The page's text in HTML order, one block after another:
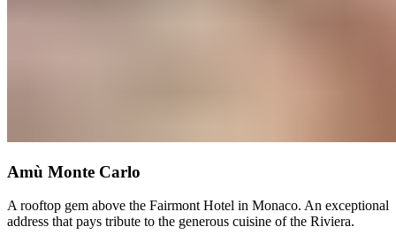
Amù Monte Carlo​​​​‌ ‍ ​‍​‍‌‍ ‌ ​‍‌‍‍‌‌‍‌ ‌‍‍‌‌‍ ‍​‍​‍​ ‍‍​‍​‍‌ ​ ‌‍​‌‌‍ ‍‌‍‍‌‌ ‌​‌ ‍‌​‍ ‍‌‍‍‌‌‍ ​‍​‍​‍ ​​‍​‍‌‍‍​‌ ​‍‌‍‌‌‌‍‌‍​‍​‍​ ‍‍​‍​‍‌‍‍​‌ ‌​‌ ‌​‌ ​​‌ ​ ​ ‍‍​‍ ​‍ ‌‍ ​​‍ ‌‌‍​‌‌‍ ‍‌‍‌​​‍ ‌‌ ​‍​‍ ‌‌‍‍​‌‍ ‌ ‌​‌‍‌‌‌‍ ​‌ ​ ​‍ ‌‌ ​ ‌ ‌​‌ ‌‌‌‍‌​‌‍‍‌‌‍ ​‍ ‍‌ ‌‍‌‍‌‌‌ ​‍‌‍​ ‌‍‌‌‌‍ ​​‍ ‍‌‍​‌‌ ​​‌ ​​​‍ ‌‍‍‌‌‍ ‍‌ ‌​‌‍‌‌‌‍ ‍‌ ‌​​‍ ‌‍‌‌‌‍‌​‌‍‍‌‌ ‌​​‍ ‌‍ ‌‌‍ ‌‍‌​‌‍‌‌​ ‌‌ ​​‌ ​‍‌‍‌‌‌ ​ ‌‍‌‌‌‍ ‍‌ ‌​‌‍​‌‌ ‌​‌‍‍‌‌‍ ‌‍ ‍​ ‍ ‌‍‍‌‌‍‌​​ ‌‌‍‍​‌‍ ‌ ‌​‌‍‌‌‌‍ ​‌‌​ ‌‍‍‌‌ ‌​‌‍‌‌‌​‍​‌‍ ‌‍ ‌‌‍‌‌‌‌​​‌‍​‌‌‍‌ ‌‍‌‌​‍ ‌‌‍​ ​ ‍​‌‍‌‍‌‍‌​​ ‌ ​ ​​​ ​‌​ ​ ​‍ ‌​ ​‌​ ‌ ​ ​​​ ‌ ​‍ ‌​ ‌​‌‍‌​‌‍‌‌​ ‌‌​‍ ‌‌‍​‌​ ​​‌‍‌‍‌‍​‌​‍ ‌​ ​‌‌‍‌‍​ ‌‌​ ‌‌‌‍​ ​ ​​​ ‌ ​ ​‍‌‍​ ​ ​​​ ‌​‌‍‌‌​ ‍ ‌ ‌​‌ ‍‌‌ ​​‌‍‌‌​ ‌‌‍‍​‌‍ ‌ ‌​‌‍‌‌‌‍ ​‌‌​ ‌‍‍‌‌ ‌​‌‍‌‌‌​‍​‌‍ ‌‍ ‌‌‍‌‌‌‌​​‌‍​‌‌‍‌ ‌‍‌‌​ ‍ ‌ ​​‌‍​‌‌ ‌​‌‍‍​​ ‌‌ ​​‌‍​‌‌‍‌ ‌‍‌‌‌​​‍‌ ‌‌‌‍‍‌‌‍ ​‌‍‌​‌‍‌‌‌ ​‍​‍‌‌​ ‌‌‌​​‍‌‌ ‌‍‍ ‌‍‌‌‌ ‍‌​‍‌‌​ ​ ‌​‌​​‍‌‌​ ​ ‌​‌​​‍‌‌​ ​‍​ ​‍​ ‌ ​ ​​‌‍‌‍‌‍​‌​ ​‌​ ​ ​ ‌‍‌‍​‌​ ‌‌​ ​‍‌‍‌‌​ ​​​‍‌‌​ ​‍​ ​‍​‍‌‌​ ‌‌‌​‌​​‍ ‍‌‍​ ‌‍ ‌‍ ‍‌ ‌​‌‍‌‌‌‍ ‍‌ ‌​​‍‌‌​ ‌‌‌​​‍‌‌ ‌‍‍ ‌‍‌‌‌ ‍‌​‍‌‌​ ​ ‌​‌​​‍‌‌​ ​ ‌​‌​​‍‌‌​ ​‍​ ​‍‌‍​ ‌‍​ ​ ‌‍‌‍‌‌​ ​ ‌‍‌​​ ‍​​ ​‌‌‍‌‍‌‍‌‍​ ‍‌​ ​‍​‍‌‌​ ​‍​ ​‍​‍‌‌​ ‌‌‌​‌​​‍ ‍‌ ‌​‌‍‍‌‌ ‌​‌‍ ​‌‍‌‌​ ‌‍​‍‌‍​‌‌ ​ ‌‍‌‌‌‌‌‌‌ ​‍‌‍ ​​ ‌‌‍‍​‌ ‌​‌ ‌​‌ ​​‌ ​ ​‍‌‌​ ​ ‌​​‌​‍‌‌​ ​‍‌​‌‍​‍‌‌​ ​‍‌​‌‍‌‍ ​​‍ ‌‌‍​‌‌‍ ‍‌‍‌​​‍ ‌‌ ​‍​‍ ‌‌‍‍​‌‍ ‌ ‌​‌‍‌‌‌‍ ​‌ ​ ​‍ ‌‌ ​ ‌ ‌​‌ ‌‌‌‍‌​‌‍‍‌‌‍ ​‍ ‍‌ ‌‍‌‍‌‌‌ ​‍‌‍​ ‌‍‌‌‌‍ ​​‍ ‍‌‍​‌‌ ​​‌ ​​​‍‌‍‌‍‍‌‌‍‌​​ ‌‌‍‍​‌‍ ‌ ‌​‌‍‌‌‌‍ ​‌‌​ ‌‍‍‌‌ ‌​‌‍‌‌‌​‍​‌‍ ‌‍ ‌‌‍‌‌‌‌​​‌‍​‌‌‍‌ ‌‍‌‌​‍ ‌‌‍​ ​ ‍​‌‍‌‍‌‍‌​​ ‌ ​ ​​​ ​‌​ ​ ​‍ ‌​ ​‌​ ‌ ​ ​​​ ‌ ​‍ ‌​ ‌​‌‍‌​‌‍‌‌​ ‌‌​‍ ‌‌‍​‌​ ​​‌‍‌‍‌‍​‌​‍ ‌​ ​‌‌‍‌‍​ ‌‌​ ‌‌‌‍​ ​ ​​​ ‌ ​ ​‍‌‍​ ​ ​​​ ‌​‌‍‌‌​‍‌‍‌ ‌​‌ ‍‌‌ ​​‌‍‌‌​ ‌‌‍‍​‌‍ ‌ ‌​‌‍‌‌‌‍ ​‌‌​ ‌‍‍‌‌ ‌​‌‍‌‌‌​‍​‌‍ ‌‍ ‌‌‍‌‌‌‌​​‌‍​‌‌‍‌ ‌‍‌‌​‍‌‍‌ ​​‌‍​‌‌ ‌​‌‍‍​​ ‌‌ ​​‌‍​‌‌‍‌ ‌‍‌‌‌​​‍‌ ‌‌‌‍‍‌‌‍ ​‌‍‌​‌‍‌‌‌ ​‍​‍‌‌​ ‌‌‌​​‍‌‌ ‌‍‍ ‌‍‌‌‌ ‍‌​‍‌‌​ ​ ‌​‌​​‍‌‌​ ​ ‌​‌​​‍‌‌​ ​‍​ ​‍​ ‌ ​ ​​‌‍‌‍‌‍​‌​ ​‌​ ​ ​ ‌‍‌‍​‌​ ‌‌​ ​‍‌‍‌‌​ ​​​‍‌‌​ ​‍​ ​‍​‍‌‌​ ‌‌‌​‌​​‍ ‍‌‍​ ‌‍ ‌‍ ‍‌ ‌​‌‍‌‌‌‍ ‍‌ ‌​​‍‌‌​ ‌‌‌​​‍‌‌ ‌‍‍ ‌‍‌‌‌ ‍‌​‍‌‌​ ​ ‌​‌​​‍‌‌​ ​ ‌​‌​​‍‌‌​ ​‍​ ​‍‌‍​ ‌‍​ ​ ‌‍‌‍‌‌​ ​ ‌‍‌​​ ‍​​ ​‌‌‍‌‍‌‍‌‍​ ‍‌​ ​‍​‍‌‌​ ​‍​ ​‍​‍‌‌​ ‌‌‌​‌​​‍ ‍‌ ‌​‌‍‍‌‌ ‌​‌‍ ​‌‍‌‌​‍‌‍‌ ​​‌‍‌‌‌ ​‍‌ ​ ‌ ​​‌‍‌‌‌‍​ ‌ ‌​‌‍‍‌‌ ‌‍‌‍‌‌​ ‌‌ ​​‌ ‌‌‌‍​‍‌‍ ​‌‍‍‌‌ ​ ‌‍‍​‌‍‌‌‌‍‌​​‍​‍‌ ‌
A rooftop gem above the Fairmont Hotel in Monaco. An exceptional
address that pays tribute to the generous cuisine of the Riviera.​​​​‌ ‍ ​‍​‍‌‍ ‌ ​‍‌‍‍‌‌‍‌ ‌‍‍‌‌‍ ‍​‍​‍​ ‍‍​‍​‍‌ ​ ‌‍​‌‌‍ ‍‌‍‍‌‌ ‌​‌ ‍‌​‍ ‍‌‍‍‌‌‍ ​‍​‍​‍ ​​‍​‍‌‍‍​‌ ​‍‌‍‌‌‌‍‌‍​‍​‍​ ‍‍​‍​‍‌‍‍​‌ ‌​‌ ‌​‌ ​​‌ ​ ​ ‍‍​‍ ​‍ ‌‍ ​​‍ ‌‌‍​‌‌‍ ‍‌‍‌​​‍ ‌‌ ​‍​‍ ‌‌‍‍​‌‍ ‌ ‌​‌‍‌‌‌‍ ​‌ ​ ​‍ ‌‌ ​ ‌ ‌​‌ ‌‌‌‍‌​‌‍‍‌‌‍ ​‍ ‍‌ ‌‍‌‍‌‌‌ ​‍‌‍​ ‌‍‌‌‌‍ ​​‍ ‍‌‍​‌‌ ​​‌ ​​​‍ ‌‍‍‌‌‍ ‍‌ ‌​‌‍‌‌‌‍ ‍‌ ‌​​‍ ‌‍‌‌‌‍‌​‌‍‍‌‌ ‌​​‍ ‌‍ ‌‌‍ ‌‍‌​‌‍‌‌​ ‌‌ ​​‌ ​‍‌‍‌‌‌ ​ ‌‍‌‌‌‍ ‍‌ ‌​‌‍​‌‌ ‌​‌‍‍‌‌‍ ‌‍ ‍​ ‍ ‌‍‍‌‌‍‌​​ ‌‌‍‍​‌‍ ‌ ‌​‌‍‌‌‌‍ ​‌‌​ ‌‍‍‌‌ ‌​‌‍‌‌‌​‍​‌‍ ‌‍ ‌‌‍‌‌‌‌​​‌‍​‌‌‍‌ ‌‍‌‌​‍ ‌‌‍​ ​ ‍​‌‍‌‍‌‍‌​​ ‌ ​ ​​​ ​‌​ ​ ​‍ ‌​ ​‌​ ‌ ​ ​​​ ‌ ​‍ ‌​ ‌​‌‍‌​‌‍‌‌​ ‌‌​‍ ‌‌‍​‌​ ​​‌‍‌‍‌‍​‌​‍ ‌​ ​‌‌‍‌‍​ ‌‌​ ‌‌‌‍​ ​ ​​​ ‌ ​ ​‍‌‍​ ​ ​​​ ‌​‌‍‌‌​ ‍ ‌ ‌​‌ ‍‌‌ ​​‌‍‌‌​ ‌‌‍‍​‌‍ ‌ ‌​‌‍‌‌‌‍ ​‌‌​ ‌‍‍‌‌ ‌​‌‍‌‌‌​‍​‌‍ ‌‍ ‌‌‍‌‌‌‌​​‌‍​‌‌‍‌ ‌‍‌‌​ ‍ ‌ ​​‌‍​‌‌ ‌​‌‍‍​​ ‌‌ ​​‌‍​‌‌‍‌ ‌‍‌‌‌​​‍‌ ‌‌‌‍‍‌‌‍ ​‌‍‌​‌‍‌‌‌ ​‍​‍‌‌​ ‌‌‌​​‍‌‌ ‌‍‍ ‌‍‌‌‌ ‍‌​‍‌‌​ ​ ‌​‌​​‍‌‌​ ​ ‌​‌​​‍‌‌​ ​‍​ ​‍​ ‌ ​ ​​‌‍‌‍‌‍​‌​ ​‌​ ​ ​ ‌‍‌‍​‌​ ‌‌​ ​‍‌‍‌‌​ ​​​‍‌‌​ ​‍​ ​‍​‍‌‌​ ‌‌‌​‌​​‍ ‍‌‍​ ‌‍ ‌‍ ‍‌ ‌​‌‍‌‌‌‍ ‍‌ ‌​​‍‌‌​ ‌‌‌​​‍‌‌ ‌‍‍ ‌‍‌‌‌ ‍‌​‍‌‌​ ​ ‌​‌​​‍‌‌​ ​ ‌​‌​​‍‌‌​ ​‍​ ​‍‌‍​ ‌‍​ ​ ‌‍‌‍‌‌​ ​ ‌‍‌​​ ‍​​ ​‌‌‍‌‍‌‍‌‍​ ‍‌​ ​‍​‍‌‌​ ​‍​ ​‍​‍‌‌​ ‌‌‌​‌​​‍ ‍‌‍‌‌‌ ‍​‌‍​ ‌‍‌‌‌ ​‍‌ ​​‌ ‌​​ ‌‍​‍‌‍​‌‌ ​ ‌‍‌‌‌‌‌‌‌ ​‍‌‍ ​​ ‌‌‍‍​‌ ‌​‌ ‌​‌ ​​‌ ​ ​‍‌‌​ ​ ‌​​‌​‍‌‌​ ​‍‌​‌‍​‍‌‌​ ​‍‌​‌‍‌‍ ​​‍ ‌‌‍​‌‌‍ ‍‌‍‌​​‍ ‌‌ ​‍​‍ ‌‌‍‍​‌‍ ‌ ‌​‌‍‌‌‌‍ ​‌ ​ ​‍ ‌‌ ​ ‌ ‌​‌ ‌‌‌‍‌​‌‍‍‌‌‍ ​‍ ‍‌ ‌‍‌‍‌‌‌ ​‍‌‍​ ‌‍‌‌‌‍ ​​‍ ‍‌‍​‌‌ ​​‌ ​​​‍‌‍‌‍‍‌‌‍‌​​ ‌‌‍‍​‌‍ ‌ ‌​‌‍‌‌‌‍ ​‌‌​ ‌‍‍‌‌ ‌​‌‍‌‌‌​‍​‌‍ ‌‍ ‌‌‍‌‌‌‌​​‌‍​‌‌‍‌ ‌‍‌‌​‍ ‌‌‍​ ​ ‍​‌‍‌‍‌‍‌​​ ‌ ​ ​​​ ​‌​ ​ ​‍ ‌​ ​‌​ ‌ ​ ​​​ ‌ ​‍ ‌​ ‌​‌‍‌​‌‍‌‌​ ‌‌​‍ ‌‌‍​‌​ ​​‌‍‌‍‌‍​‌​‍ ‌​ ​‌‌‍‌‍​ ‌‌​ ‌‌‌‍​ ​ ​​​ ‌ ​ ​‍‌‍​ ​ ​​​ ‌​‌‍‌‌​‍‌‍‌ ‌​‌ ‍‌‌ ​​‌‍‌‌​ ‌‌‍‍​‌‍ ‌ ‌​‌‍‌‌‌‍ ​‌‌​ ‌‍‍‌‌ ‌​‌‍‌‌‌​‍​‌‍ ‌‍ ‌‌‍‌‌‌‌​​‌‍​‌‌‍‌ ‌‍‌‌​‍‌‍‌ ​​‌‍​‌‌ ‌​‌‍‍​​ ‌‌ ​​‌‍​‌‌‍‌ ‌‍‌‌‌​​‍‌ ‌‌‌‍‍‌‌‍ ​‌‍‌​‌‍‌‌‌ ​‍​‍‌‌​ ‌‌‌​​‍‌‌ ‌‍‍ ‌‍‌‌‌ ‍‌​‍‌‌​ ​ ‌​‌​​‍‌‌​ ​ ‌​‌​​‍‌‌​ ​‍​ ​‍​ ‌ ​ ​​‌‍‌‍‌‍​‌​ ​‌​ ​ ​ ‌‍‌‍​‌​ ‌‌​ ​‍‌‍‌‌​ ​​​‍‌‌​ ​‍​ ​‍​‍‌‌​ ‌‌‌​‌​​‍ ‍‌‍​ ‌‍ ‌‍ ‍‌ ‌​‌‍‌‌‌‍ ‍‌ ‌​​‍‌‌​ ‌‌‌​​‍‌‌ ‌‍‍ ‌‍‌‌‌ ‍‌​‍‌‌​ ​ ‌​‌​​‍‌‌​ ​ ‌​‌​​‍‌‌​ ​‍​ ​‍‌‍​ ‌‍​ ​ ‌‍‌‍‌‌​ ​ ‌‍‌​​ ‍​​ ​‌‌‍‌‍‌‍‌‍​ ‍‌​ ​‍​‍‌‌​ ​‍​ ​‍​‍‌‌​ ‌‌‌​‌​​‍ ‍‌‍‌‌‌ ‍​‌‍​ ‌‍‌‌‌ ​‍‌ ​​‌ ‌​​‍‌‍‌ ​​‌‍‌‌‌ ​‍‌ ​ ‌ ​​‌‍‌‌‌‍​ ‌ ‌​‌‍‍‌‌ ‌‍‌‍‌‌​ ‌‌ ​​‌ ‌‌‌‍​‍‌‍ ​‌‍‍‌‌ ​ ‌‍‍​‌‍‌‌‌‍‌​​‍​‍‌ ‌